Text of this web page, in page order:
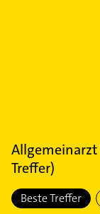
Allgemeinarzt
Treffer)
Beste Treffer